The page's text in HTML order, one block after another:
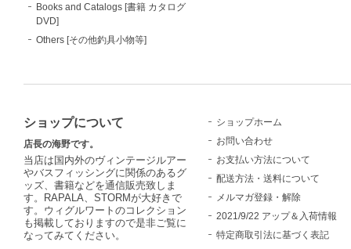
Books and Catalogs [書籍 カタログ
DVD]
Others [その他釣具小物等]
ショップについて
店長の海野です。
当店は国内外のヴィンテージルアー
やバスフィッシングに関係のあるグ
ッズ、書籍などを通信販売致しま
す。RAPALA、STORMが大好きで
す。ウィグルワートのコレクション
も掲載しておりますので是非ご覧に
なってみてください。
ショップホーム
お問い合わせ
お支払い方法について
配送方法・送料について
メルマガ登録・解除
2021/9/22 アップ＆入荷情報
特定商取引法に基づく表記